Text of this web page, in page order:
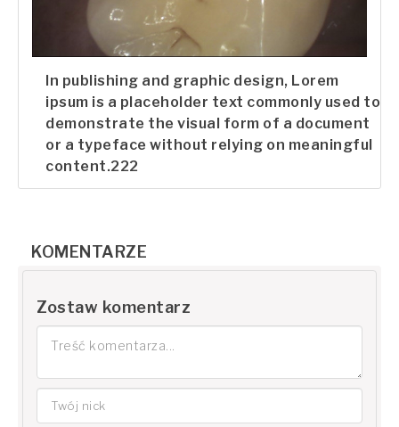
In publishing and graphic design, Lorem
ipsum is a placeholder text commonly used to
demonstrate the visual form of a document
or a typeface without relying on meaningful
content.222
KOMENTARZE
Zostaw komentarz